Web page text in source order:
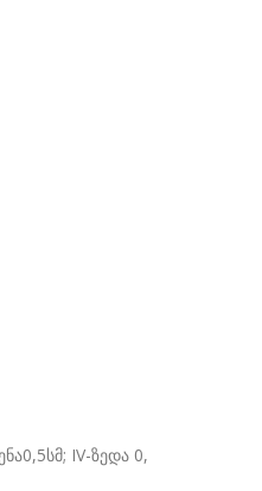
IV-ზედა 0,